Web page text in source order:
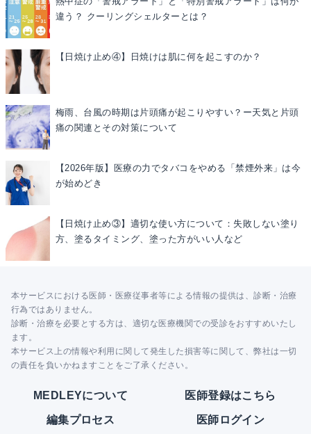
違う？ クーリングシェルターとは？
【日焼け止め④】日焼けは肌に何を起こすのか？
梅雨、台風の時期は片頭痛が起こりやすい？ー天気と片頭
痛の関連とその対策について
【2026年版】医療の力でタバコをやめる「禁煙外来」は今
が始めどき
【日焼け止め③】適切な使い方について：失敗しない塗り
方、塗るタイミング、塗った方がいい人など
本サービスにおける医師・医療従事者等による情報の提供は、診断・治療
行為ではありません。
診断・治療を必要とする方は、適切な医療機関での受診をおすすめいたし
ます。
本サービス上の情報や利用に関して発生した損害等に関して、弊社は一切
の責任を負いかねますことをご了承ください。
MEDLEYについて 医師登録はこちら
編集プロセス 医師ログイン